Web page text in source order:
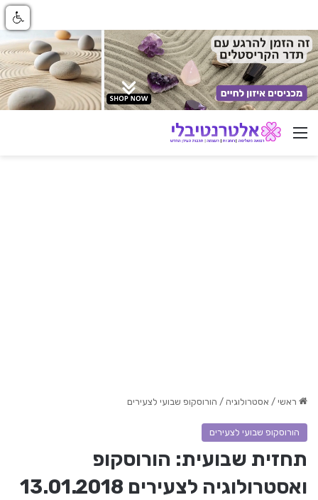
ניווט באתר
ראשי / אסטרולוגיה / הורוסקופ שבועי לצעירים
הורוסקופ שבועי לצעירים
תחזית שבועית: הורוסקופ
ואסטרולוגיה לצעירים 13.01.2018